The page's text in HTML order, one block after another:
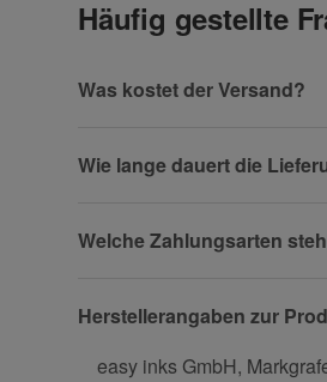
Telefon
Häufig gestellte
Was kostet der Versand?
Wie lange dauert die
Welche Zahlungsarten
Herstellerangaben zur
easy inks GmbH,